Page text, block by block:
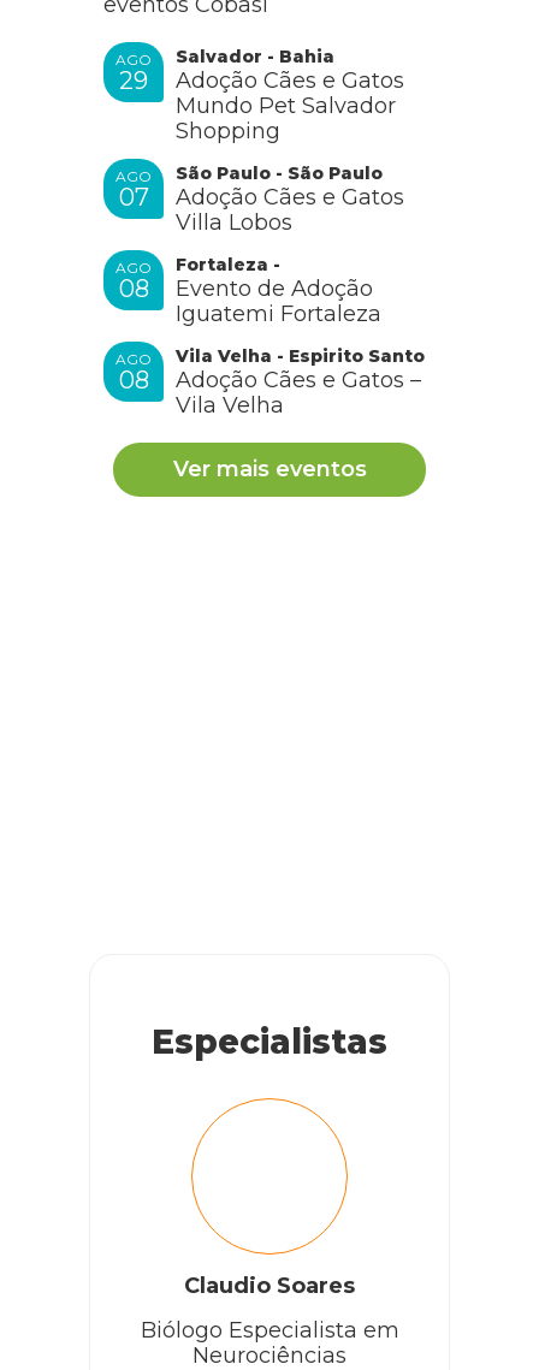
AGO
29
Salvador - Bahia
Adoção Cães e Gatos
Mundo Pet Salvador
Shopping
AGO
07
São Paulo - São Paulo
Adoção Cães e Gatos
Villa Lobos
AGO
08
Fortaleza -
Evento de Adoção
Iguatemi Fortaleza
AGO
08
Vila Velha - Espirito Santo
Adoção Cães e Gatos –
Vila Velha
Ver mais eventos
Especialistas
Claudio Soares
Biólogo Especialista em
Neurociências